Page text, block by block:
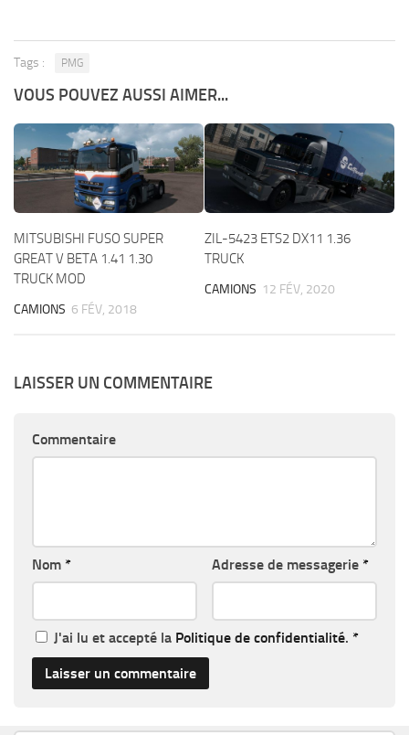
Tags : PMG
VOUS POUVEZ AUSSI AIMER...
MITSUBISHI FUSO SUPER
GREAT V BETA 1.41 1.30
TRUCK MOD
CAMIONS 6 FÉV, 2018
ZIL-5423 ETS2 DX11 1.36
TRUCK
CAMIONS 12 FÉV, 2020
LAISSER UN COMMENTAIRE
Commentaire
Nom * Adresse de messagerie *
J'ai lu et accepté la Politique de confidentialité. *